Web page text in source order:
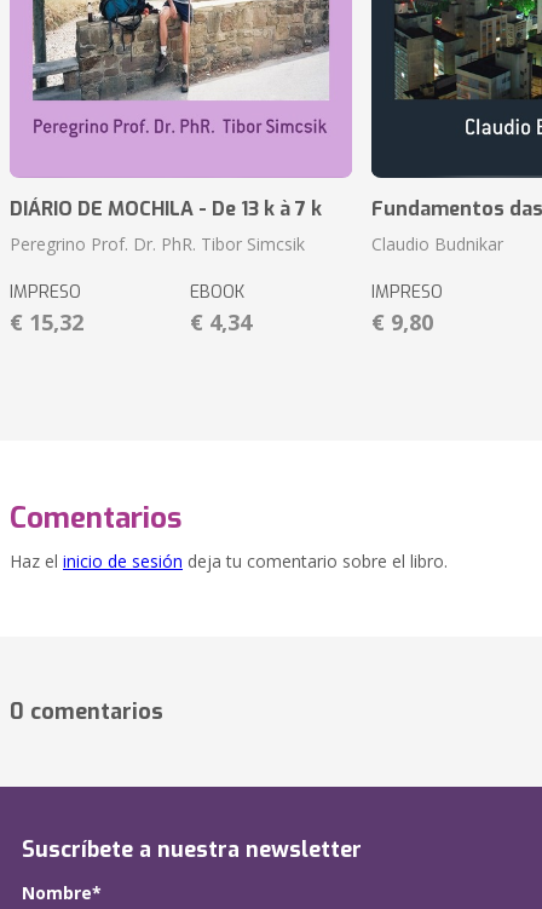
DIÁRIO DE MOCHILA - De 13 k à 7 k
Peregrino Prof. Dr. PhR. Tibor Simcsik
IMPRESO
€ 15,32
EBOOK
€ 4,34
Fundamentos
Claudio Budnikar
IMPRESO
€ 9,80
Comentarios
Haz el inicio de sesión deja tu comentario sobre el libro.
0 comentarios
Suscríbete a nuestra newsletter
Nombre*